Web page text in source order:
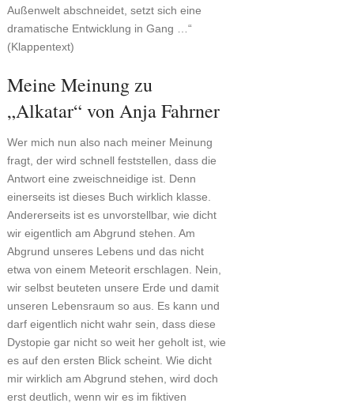
Außenwelt abschneidet, setzt sich eine
dramatische Entwicklung in Gang …“
(Klappentext)
Meine Meinung zu
„Alkatar“ von Anja Fahrner
Wer mich nun also nach meiner Meinung
fragt, der wird schnell feststellen, dass die
Antwort eine zweischneidige ist. Denn
einerseits ist dieses Buch wirklich klasse.
Andererseits ist es unvorstellbar, wie dicht
wir eigentlich am Abgrund stehen. Am
Abgrund unseres Lebens und das nicht
etwa von einem Meteorit erschlagen. Nein,
wir selbst beuteten unsere Erde und damit
unseren Lebensraum so aus. Es kann und
darf eigentlich nicht wahr sein, dass diese
Dystopie gar nicht so weit her geholt ist, wie
es auf den ersten Blick scheint. Wie dicht
mir wirklich am Abgrund stehen, wird doch
erst deutlich, wenn wir es im fiktiven